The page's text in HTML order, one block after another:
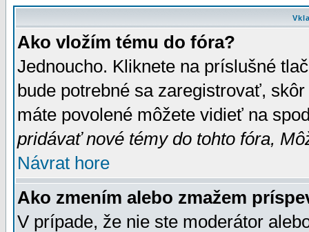
Ako vložím tému do fóra?
Jednoucho. Kliknete na príslušné
bude potrebné sa zaregistrovať,
máte povolené môžete vidieť na
pridávať nové témy do tohto fóra,
Návrat hore
Ako zmením alebo zmažem
V prípade, že nie ste moderátor